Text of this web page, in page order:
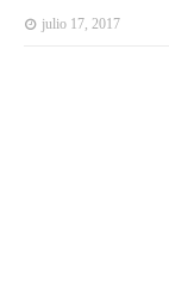
julio 17, 2017